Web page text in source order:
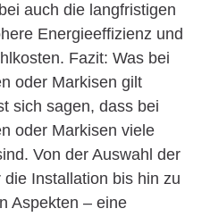
auch die langfristigen
Energieeffizienz und
Fazit: Was bei
oder Markisen gilt
sich sagen, dass bei
oder Markisen viele
Von der Auswahl der
Installation bis hin zu
Aspekten – eine